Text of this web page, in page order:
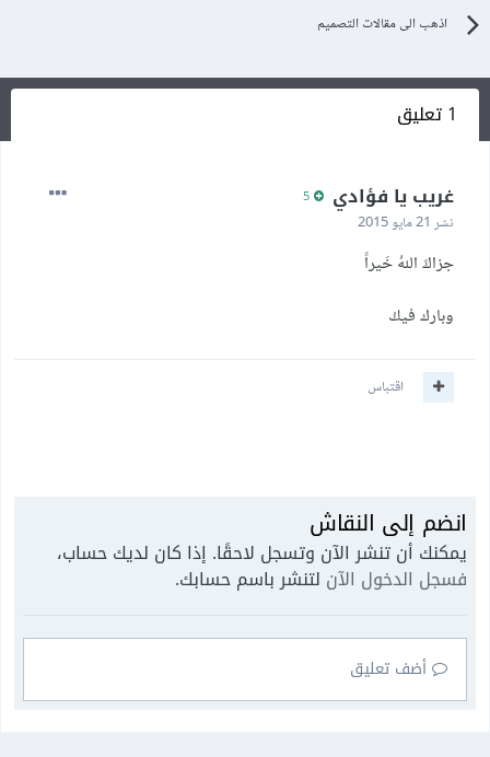
اذهب الى مقالات التصميم
1 تعليق
غريب يا فؤادي
نشر 21 مايو 2015
جزاكَ اللهُ خَيراً
وبارك فيكْ
اقتباس
انضم إلى النقاش
يمكنك أن تنشر الآن وتسجل لاحقًا. إذا كان لديك حساب،
فسجل الدخول الآن لتنشر باسم حسابك.
أضف تعليق